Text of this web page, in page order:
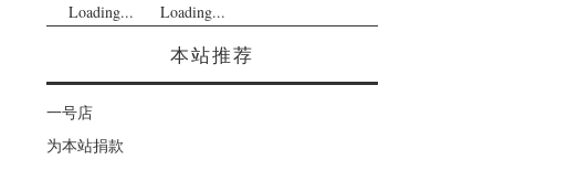
Loading... Loading...
本站推荐
一号店
为本站捐款